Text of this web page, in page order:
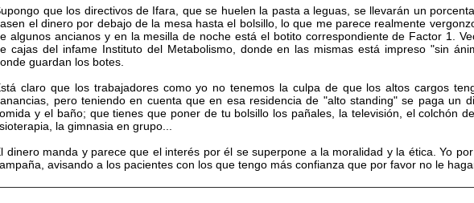
que los directivos de Ifara, que se huelen la pasta a leguas, se llevarán un
el dinero por debajo de la mesa hasta el bolsillo, lo que me parece realmente
algunos ancianos y en la mesilla de noche está el botito correspondiente de Factor 1.
cajas del infame Instituto del Metabolismo, donde en las mismas está impreso "sin
guardan los botes.
claro que los trabajadores como yo no tenemos la culpa de que los altos cargos
pero teniendo en cuenta que en esa residencia de "alto standing" se paga un
y el baño; que tienes que poner de tu bolsillo los pañales, la televisión, el colchón
la gimnasia en grupo...
dinero manda y parece que el interés por él se superpone a la moralidad y la ética. Yo
avisando a los pacientes con los que tengo más confianza que por favor no le